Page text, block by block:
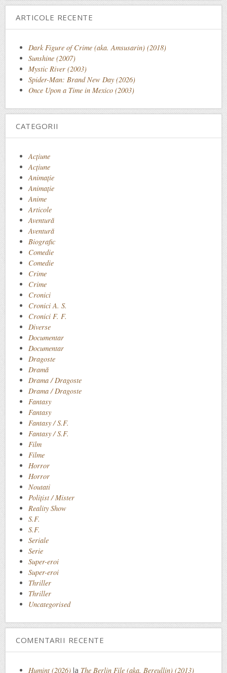
ARTICOLE RECENTE
Dark Figure of Crime (aka. Amsusarin) (2018)
Sunshine (2007)
Mystic River (2003)
Spider-Man: Brand New Day (2026)
Once Upon a Time in Mexico (2003)
CATEGORII
Acţiune
Acțiune
Animaţie
Animație
Anime
Articole
Aventură
Aventură
Biografic
Comedie
Comedie
Crime
Crime
Cronici
Cronici A. S.
Cronici F. F.
Diverse
Documentar
Documentar
Dragoste
Dramă
Drama / Dragoste
Drama / Dragoste
Fantasy
Fantasy
Fantasy / S.F.
Fantasy / S.F.
Film
Filme
Horror
Horror
Noutati
Polițist / Mister
Reality Show
S.F.
S.F.
Seriale
Serie
Super-eroi
Super-eroi
Thriller
Thriller
Uncategorised
COMENTARII RECENTE
Humint (2026) la The Berlin File (aka. Bereullin) (2013)